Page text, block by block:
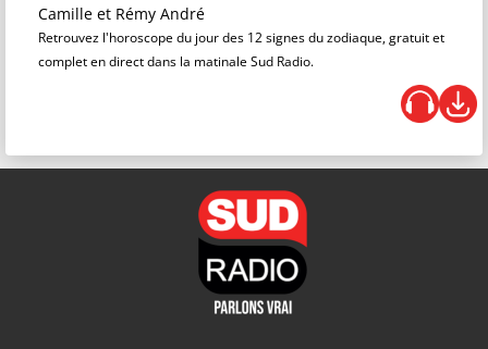
Camille et Rémy André
Retrouvez l'horoscope du jour des 12 signes du zodiaque, gratuit et
complet en direct dans la matinale Sud Radio.